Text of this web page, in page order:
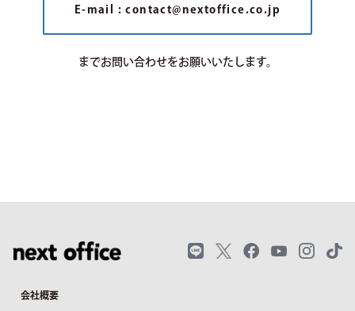
E-mail : contact@nextoffice.co.jp
までお問い合わせをお願いいたします。
会社概要